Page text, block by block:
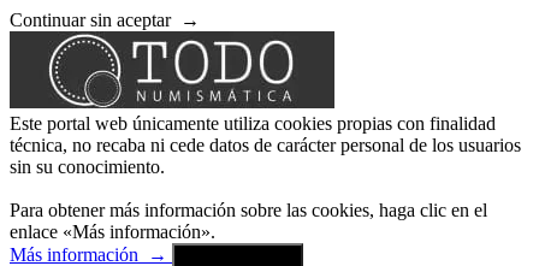
Continuar sin aceptar →
Este portal web únicamente utiliza cookies propias con finalidad
técnica, no recaba ni cede datos de carácter personal de los usuarios
sin su conocimiento.
Para obtener más información sobre las cookies, haga clic en el
enlace «Más información».
Más información
→